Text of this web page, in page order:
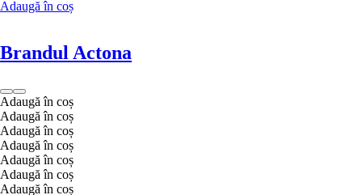
Adaugă în coș
Brandul Actona
Adaugă în coș
Adaugă în coș
Adaugă în coș
Adaugă în coș
Adaugă în coș
Adaugă în coș
Adaugă în coș